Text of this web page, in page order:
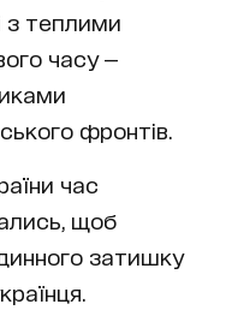
з теплими
часу —
фронтів.
час
щоб
затишку